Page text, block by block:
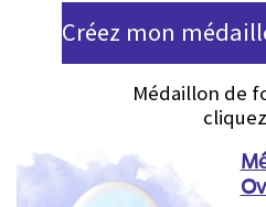
Créez mon
Médaillon de